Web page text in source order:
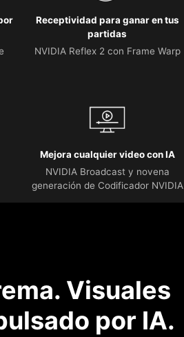
Receptividad para ganar en tus
partidas
NVIDIA Reflex 2 con Frame Warp
Mejora cualquier video con IA
NVIDIA Broadcast y novena
generación de Codificador NVIDIA
Visuales
por IA.